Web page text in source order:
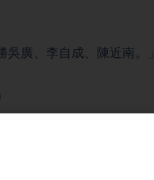
廣、李自成、陳近南。」
切燃燒殆盡。」